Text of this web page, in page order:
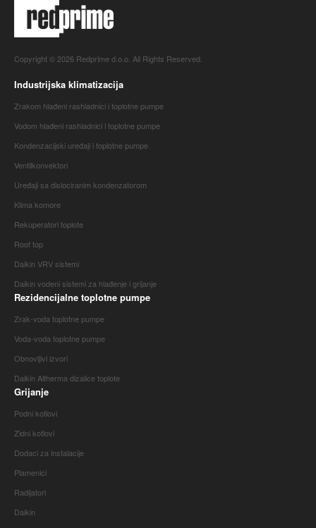
Copyright © 2026 Redprime d.o.o. All Rights Reserved.
Industrijska klimatizacija
Zrakom hlađeni rashladnici i toplotne pumpe
Vodom hlađeni rashladnici i toplotne pumpe
Kondenzacijski uređaji i toplotne pumpe
Ventilkonvektori
Uređaji sa dislociranim kondenzatorom
Klima komore
Rekuperatori toplote
Roof top
Daikin VRV sistemi
Daikin vodeni sistemi za hlađenje i grijanje
Rezidencijalne toplotne pumpe
Zrak-voda toplotne pumpe
Voda-voda toplotne pumpe
Obnovljivi izvori
Daikin Altherma dizalice toplote
Grijanje
Podni kotlovi
Zidni kotlovi
Dodaci za instalacije
Plamenici
Radijatori
Daikin